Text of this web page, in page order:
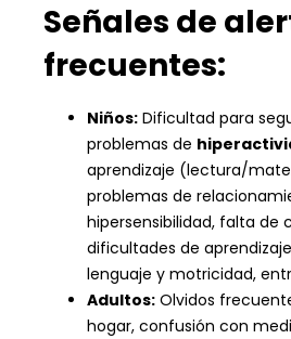
Señales de
frecuentes:
Niños: Dificultad para
problemas de
aprendizaje (lectura/
problemas de
hipersensibilidad, falta de
dificultades de
lenguaje y motricidad,
Adultos: Olvidos
hogar, confusión con